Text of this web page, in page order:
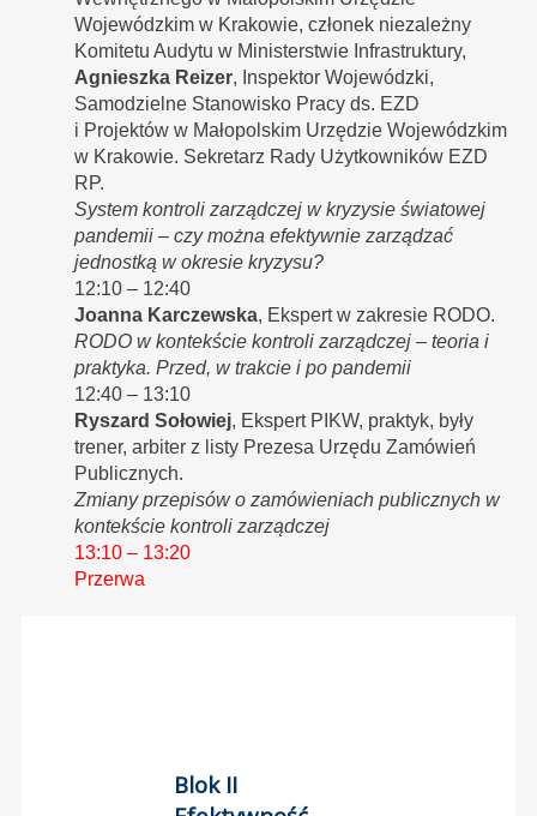
Wojewódzkim w Krakowie, członek niezależny
Komitetu Audytu w Ministerstwie Infrastruktury,
Agnieszka Reizer, Inspektor Wojewódzki,
Samodzielne Stanowisko Pracy ds. EZD
i Projektów w Małopolskim Urzędzie Wojewódzkim
w Krakowie. Sekretarz Rady Użytkowników EZD
RP.
System kontroli zarządczej w kryzysie światowej
pandemii – czy można efektywnie zarządzać
jednostką w okresie kryzysu?
12:10 – 12:40
Joanna Karczewska, Ekspert w zakresie RODO.
RODO w kontekście kontroli zarządczej – teoria i
praktyka. Przed, w trakcie i po pandemii
12:40 – 13:10
Ryszard Sołowiej, Ekspert PIKW, praktyk, były
trener, arbiter z listy Prezesa Urzędu Zamówień
Publicznych.
Zmiany przepisów o zamówieniach publicznych w
kontekście kontroli zarządczej
13:10 – 13:20
Przerwa
Blok II